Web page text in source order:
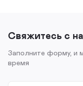
Свяжитесь с
Заполните форму, и
время